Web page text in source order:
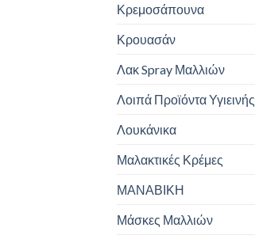
Κρεμοσάπουνα
Κρουασάν
Λακ Spray Μαλλιών
Λοιπά Προϊόντα Υγιεινής
Λουκάνικα
Μαλακτικές Κρέμες
ΜΑΝΑΒΙΚΗ
Μάσκες Μαλλιών